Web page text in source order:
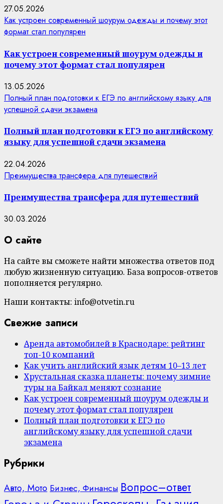
27.05.2026
Как устроен современный шоурум одежды и почему этот
формат стал популярен
Как устроен современный шоурум одежды и
почему этот формат стал популярен
13.05.2026
Полный план подготовки к ЕГЭ по английскому языку для
успешной сдачи экзамена
Полный план подготовки к ЕГЭ по английскому
языку для успешной сдачи экзамена
22.04.2026
Преимущества трансфера для путешествий
Преимущества трансфера для путешествий
30.03.2026
О сайте
На сайте вы сможете найти множества ответов под
любую жизненную ситуацию. База вопросов-ответов
пополняется регулярно.
Наши контакты: info@otvetin.ru
Свежие записи
Аренда автомобилей в Краснодаре: рейтинг
топ-10 компаний
Как учить английский язык детям 10–13 лет
Хрустальная сказка планеты: почему зимние
туры на Байкал меняют сознание
Как устроен современный шоурум одежды и
почему этот формат стал популярен
Полный план подготовки к ЕГЭ по
английскому языку для успешной сдачи
экзамена
Рубрики
Авто, Мото Бизнес, Финансы Вопрос–ответ